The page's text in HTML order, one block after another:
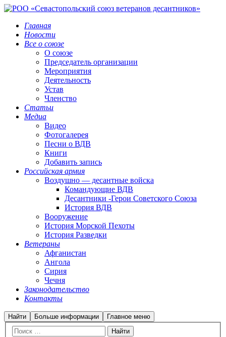
Главная
Новости
Все о союзе
О союзе
Председатель организации
Мероприятия
Деятельность
Устав
Членство
Статьи
Медиа
Видео
Фотогалерея
Песни о ВДВ
Книги
Добавить запись
Российская армия
Воздушно — десантные войска
Командующие ВДВ
Десантники -Герои Советского Союза
История ВДВ
Вооружение
История Морской Пехоты
История Разведки
Ветераны
Афганистан
Ангола
Сирия
Чечня
Законодательство
Контакты
Найти Больше информации Главное меню